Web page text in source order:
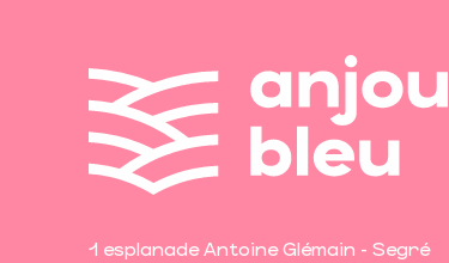
1 esplanade Antoine Glémain - Segré